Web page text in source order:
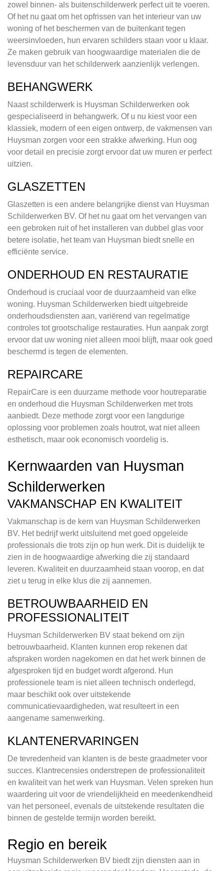
zowel binnen- als buitenschilderwerk perfect uit te voeren.
Of het nu gaat om het opfrissen van het interieur van uw
woning of het beschermen van de buitenkant tegen
weersinvloeden, hun ervaren schilders staan voor u klaar.
Ze maken gebruik van hoogwaardige materialen die de
levensduur van het schilderwerk aanzienlijk verlengen.
BEHANGWERK
Naast schilderwerk is Huysman Schilderwerken ook
gespecialiseerd in behangwerk. Of u nu kiest voor een
klassiek, modern of een eigen ontwerp, de vakmensen van
Huysman zorgen voor een strakke afwerking. Hun oog
voor detail en precisie zorgt ervoor dat uw muren er perfect
uitzien.
GLASZETTEN
Glaszetten is een andere belangrijke dienst van Huysman
Schilderwerken BV. Of het nu gaat om het vervangen van
een gebroken ruit of het installeren van dubbel glas voor
betere isolatie, het team van Huysman biedt snelle en
efficiënte service.
ONDERHOUD EN RESTAURATIE
Onderhoud is cruciaal voor de duurzaamheid van elke
woning. Huysman Schilderwerken biedt uitgebreide
onderhoudsdiensten aan, variërend van regelmatige
controles tot grootschalige restauraties. Hun aanpak zorgt
ervoor dat uw woning niet alleen mooi blijft, maar ook goed
beschermd is tegen de elementen.
REPAIRCARE
RepairCare is een duurzame methode voor houtreparatie
en onderhoud die Huysman Schilderwerken met trots
aanbiedt. Deze methode zorgt voor een langdurige
oplossing voor problemen zoals houtrot, wat niet alleen
esthetisch, maar ook economisch voordelig is.
Kernwaarden van Huysman
Schilderwerken
VAKMANSCHAP EN KWALITEIT
Vakmanschap is de kern van Huysman Schilderwerken
BV. Het bedrijf werkt uitsluitend met goed opgeleide
professionals die trots zijn op hun werk. Dit is duidelijk te
zien in de hoogwaardige afwerking die zij standaard
leveren. Kwaliteit en duurzaamheid staan voorop, en dat
ziet u terug in elke klus die zij aannemen.
BETROUWBAARHEID EN
PROFESSIONALITEIT
Huysman Schilderwerken BV staat bekend om zijn
betrouwbaarheid. Klanten kunnen erop rekenen dat
afspraken worden nagekomen en dat het werk binnen de
afgesproken tijd en budget wordt afgerond. Hun
professionele team is niet alleen technisch onderlegd,
maar beschikt ook over uitstekende
communicatievaardigheden, wat resulteert in een
aangename samenwerking.
KLANTENERVARINGEN
De tevredenheid van klanten is de beste graadmeter voor
succes. Klantrecensies onderstrepen de professionaliteit
en kwaliteit van het werk van Huysman. Velen spreken hun
waardering uit voor de vriendelijkheid en meedenkendheid
van het personeel, evenals de uitstekende resultaten die
binnen de gestelde termijn worden bereikt.
Regio en bereik
Huysman Schilderwerken BV biedt zijn diensten aan in